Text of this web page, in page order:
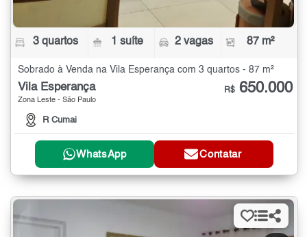
3 quartos 1 suíte 2 vagas 87 m²
Sobrado à Venda na Vila Esperança com 3 quartos - 87 m²
Vila Esperança
Zona Leste - São Paulo
R Cumai
R$ 650.000
WhatsApp Contatar